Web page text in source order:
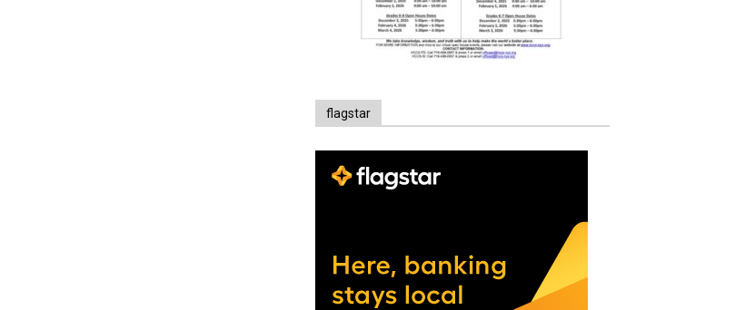
flagstar